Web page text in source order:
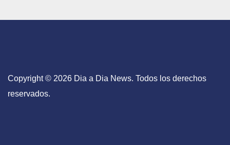
Copyright © 2026 Dia a Dia News. Todos los derechos
reservados.